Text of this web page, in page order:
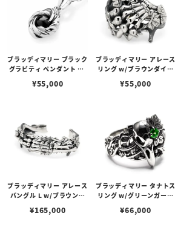
ブラッディマリー ブラック
グラビティ ペンダント w/
イト
¥55,000
ブラッディマリー アレース
リング w/ブラウンダイヤ
¥55,000
ブラッディマリー アレース
バングル L w/ブラウンダ
¥165,000
ブラッディマリー タナトス
リング w/グリーンガーネ
¥66,000